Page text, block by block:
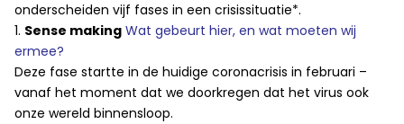
onderscheiden vijf fases in een crisissituatie*.
1. Sense making Wat gebeurt hier, en wat moeten wij
ermee?
Deze fase startte in de huidige coronacrisis in februari –
vanaf het moment dat we doorkregen dat het virus ook
onze wereld binnensloop.